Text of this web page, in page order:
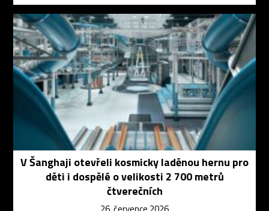
V Šanghaji otevřeli kosmicky laděnou hernu pro
děti i dospělé o velikosti 2 700 metrů
čtverečních